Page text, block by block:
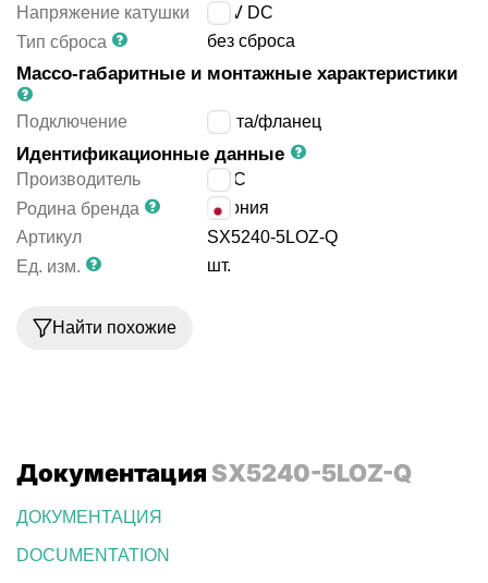
Напряжение катушки
24 V DC
Тип сброса
без сброса
Массо-габаритные и монтажные характеристики
Подключение плита/фланец
Идентификационные данные
Производитель
SMC
Родина бренда
Япония
Артикул
SX5240-5LOZ-Q
Ед. изм.
шт.
Найти похожие
Документация SX5240-5LOZ-Q
ДОКУМЕНТАЦИЯ
DOCUMENTATION